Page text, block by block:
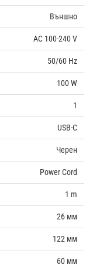
Външно
AC 100-240 V
50/60 Hz
100 W
1
USB-C
Черен
Power Cord
1 m
26 мм
122 мм
60 мм